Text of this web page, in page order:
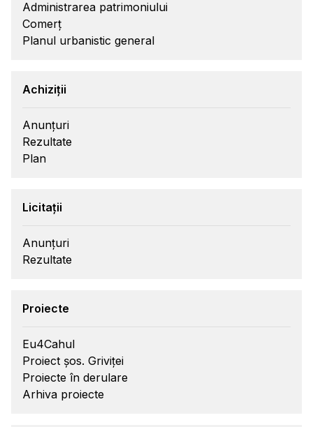
Administrarea patrimoniului
Comerț
Planul urbanistic general
Achiziții
Anunțuri
Rezultate
Plan
Licitații
Anunțuri
Rezultate
Proiecte
Eu4Cahul
Proiect șos. Griviței
Proiecte în derulare
Arhiva proiecte